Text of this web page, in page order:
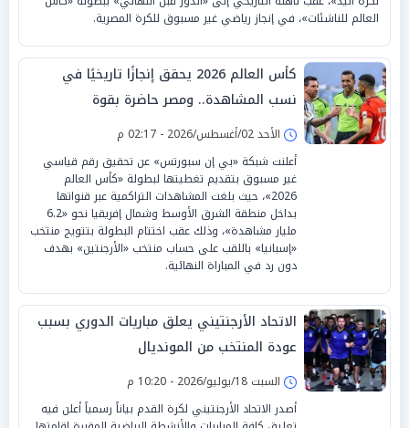
العالم للناشئات»، في إنجاز رياضي غير مسبوق للكرة المصرية.
كأس العالم 2026 يحقق إنجازًا تاريخيًا في
نسب المشاهدة.. ومصر حاضرة بقوة
الأحد 02/أغسطس/2026 - 02:17 م
أعلنت شبكة «بي إن سبورتس» عن تحقيق رقم قياسي
غير مسبوق بتقديم تغطيتها لبطولة «كأس العالم
2026»، حيث بلغت المشاهدات التراكمية عبر قنواتها
بداخل منطقة الشرق الأوسط وشمال إفريقيا نحو «6.2
مليار مشاهدة»، وذلك عقب اختتام البطولة بتتويج منتخب
«إسبانيا» باللقب على حساب منتخب «الأرجنتين» بهدف
دون رد في المباراة النهائية.
الاتحاد الأرجنتيني يعلق مباريات الدوري بسبب
عودة المنتخب من المونديال
السبت 18/يوليو/2026 - 10:20 م
أصدر الاتحاد الأرجنتيني لكرة القدم بياناً رسمياً أعلن فيه